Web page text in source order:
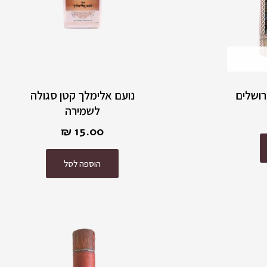
נועם אלימלך קטן סגולה
לשמירה
15.00
₪
הוספה לסל